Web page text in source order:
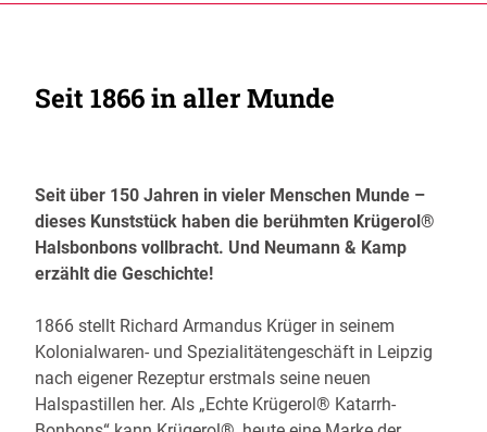
Seit 1866 in aller Munde
Seit über 150 Jahren in vieler Menschen Munde –
dieses Kunststück haben die berühmten Krügerol®
Halsbonbons vollbracht. Und Neumann & Kamp
erzählt die Geschichte!
1866 stellt Richard Armandus Krüger in seinem
Kolonialwaren- und Spezialitätengeschäft in Leipzig
nach eigener Rezeptur erstmals seine neuen
Halspastillen her. Als „Echte Krügerol® Katarrh-